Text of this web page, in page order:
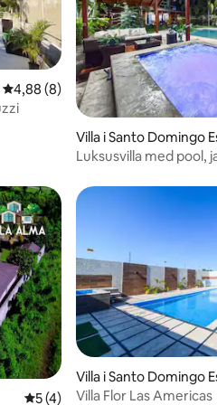
omtaler
4,88 ud af 5 i gennemsnitlig
4,88 (8)
Villa i Santo Domingo
Luksusvilla med pool,
omtaler
5 ud af 5 i gennemsnitlig
5 (4)
Villa i Santo Domingo
Villa Flor Las Americas